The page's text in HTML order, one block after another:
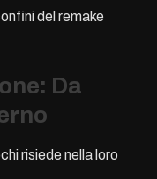
del remake
Da
risiede nella loro